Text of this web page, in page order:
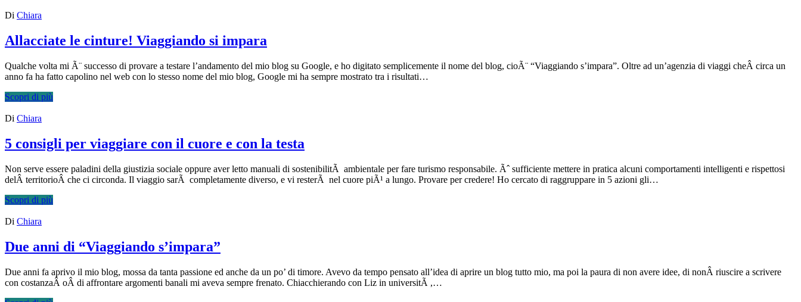
Di Chiara
Allacciate le cinture! Viaggiando si impara
Qualche volta mi Ã¨ successo di provare a testare l’andamento del mio blog su Google, e ho digitato semplicemente il nome del blog, cioÃ¨ “Viaggiando s’impara”. Oltre ad un’agenzia di viaggi cheÂ circa un
anno fa ha fatto capolino nel web con lo stesso nome del mio blog, Google mi ha sempre mostrato tra i risultati…
Scopri di più
Di Chiara
5 consigli per viaggiare con il cuore e con la testa
Non serve essere paladini della giustizia sociale oppure aver letto manuali di sostenibilitÃ ambientale per fare turismo responsabile. Ãˆ sufficiente mettere in pratica alcuni comportamenti intelligenti e rispettosi
delÂ territorioÂ che ci circonda. Il viaggio sarÃ completamente diverso, e vi resterÃ nel cuore piÃ¹ a lungo. Provare per credere! Ho cercato di raggruppare in 5 azioni gli…
Scopri di più
Di Chiara
Due anni di “Viaggiando s’impara”
Due anni fa aprivo il mio blog, mossa da tanta passione ed anche da un po’ di timore. Avevo da tempo pensato all’idea di aprire un blog tutto mio, ma poi la paura di non avere idee, di nonÂ riuscire a scrivere
con costanzaÂ oÂ di affrontare argomenti banali mi aveva sempre frenato. Chiacchierando con Liz in universitÃ ,…